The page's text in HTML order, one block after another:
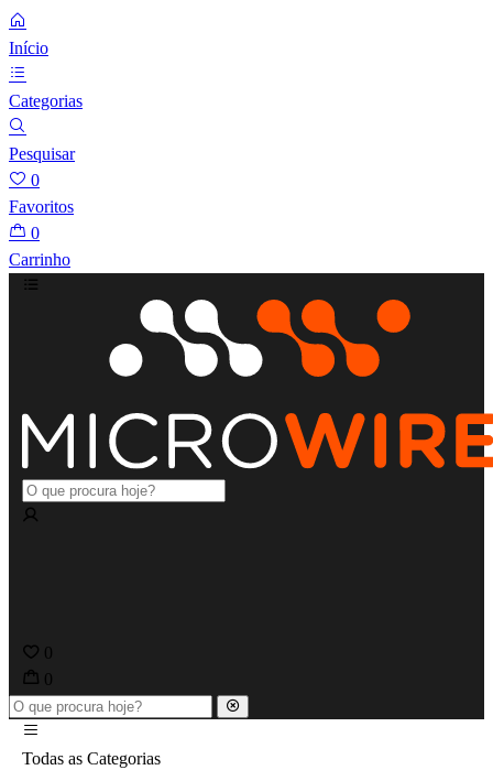
Início
Categorias
Pesquisar
0
Favoritos
0
Carrinho
0
0
Todas as Categorias